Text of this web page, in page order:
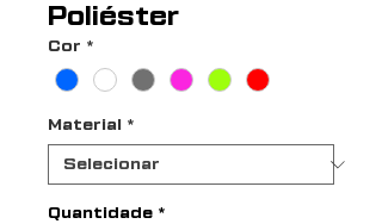
Poliéster
Cor *
Material *
Quantidade *